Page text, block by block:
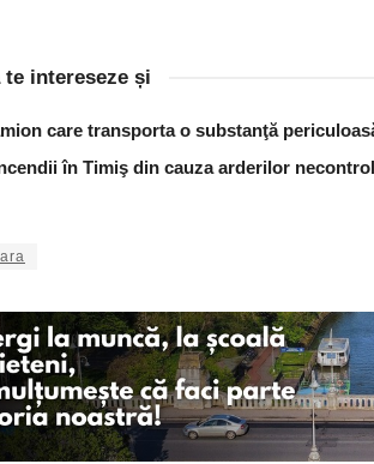
te intereseze și
care transporta o substanţă
în Timiş din cauza arderilor